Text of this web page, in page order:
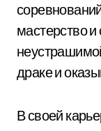
мастерство
драке и
В своей